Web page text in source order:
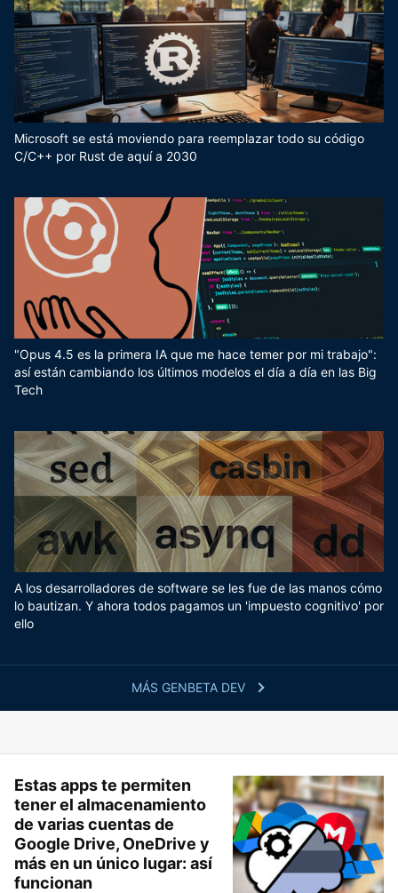
MÁS GENBETA DEV
Microsoft se está moviendo para reemplazar todo su código
C/C++ por Rust de aquí a 2030
"Opus 4.5 es la primera IA que me hace temer por mi trabajo":
así están cambiando los últimos modelos el día a día en las Big
Tech
A los desarrolladores de software se les fue de las manos cómo
lo bautizan. Y ahora todos pagamos un 'impuesto cognitivo' por
ello
Estas apps te permiten
tener el almacenamiento
de varias cuentas de
Google Drive, OneDrive y
más en un único lugar: así
funcionan